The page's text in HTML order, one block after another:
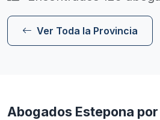
Ver Toda la Provincia
Abogados Estepona